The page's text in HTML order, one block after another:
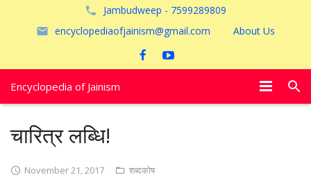
Jambudweep - 7599289809
encyclopediaofjainism@gmail.com
About Us
Encyclopedia of Jainism
चारित्र लब्धि!
November 21, 2017 शब्दकोष